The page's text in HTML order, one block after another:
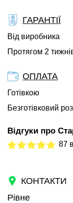
ГАРАНТІЇ
Від виробника
Протягом 2
ОПЛАТА
Готівкою
Безготівковий
Відгуки про
87
КОНТАКТИ
Рівне